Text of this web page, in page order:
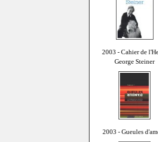
2003 - Cahier de
George Steiner
2003 - Gueules